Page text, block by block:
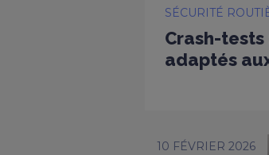
SÉCURITÉ
Crash-tests
adaptés
10 FÉVRIER 2026